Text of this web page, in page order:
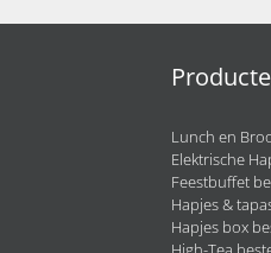
Lunch en
Elektrische
Feestbuffet
Hapjes &
Hapjes box